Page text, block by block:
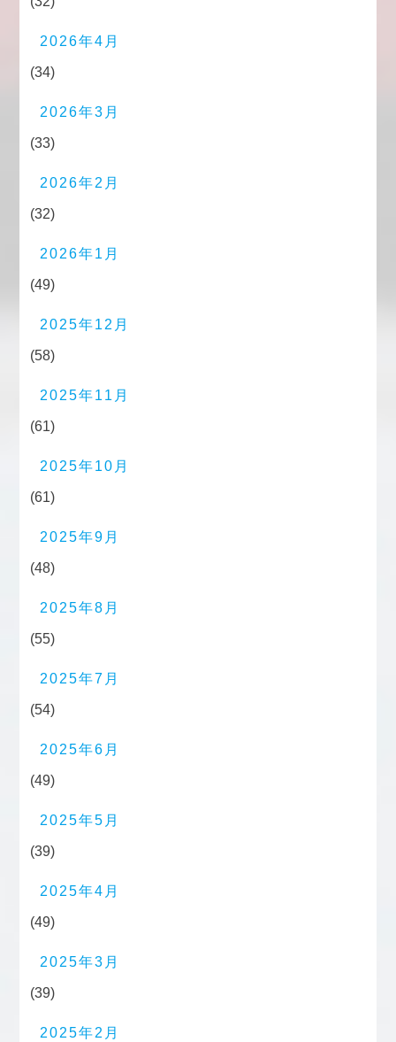
2026年4月
(34)
2026年3月
(33)
2026年2月
(32)
2026年1月
(49)
2025年12月
(58)
2025年11月
(61)
2025年10月
(61)
2025年9月
(48)
2025年8月
(55)
2025年7月
(54)
2025年6月
(49)
2025年5月
(39)
2025年4月
(49)
2025年3月
(39)
2025年2月